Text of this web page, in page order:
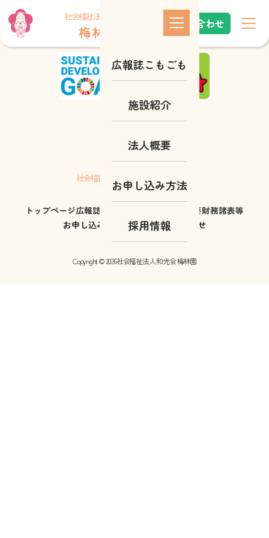
社会福祉法人 和光会
梅 林 園 お問い合わせ
広報誌こもごも
施設紹介
法人概要
お申し込み方法
採用情報
これはindex.phpです
社会福祉法人 和光会 梅 林 園
トップページ広報誌こもごも 法人概要財務諸表等
お申し込み方法
採用情報お問い合わせ
Copyright © 2026社会福祉法人 和光会 梅林園